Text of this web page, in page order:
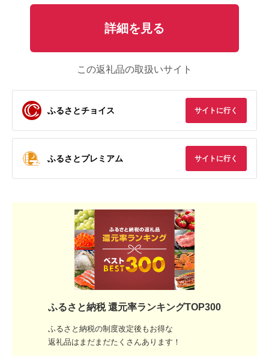
詳細を見る
この返礼品の取扱いサイト
ふるさとチョイス サイトに行く
ふるさとプレミアム サイトに行く
ふるさと納税 還元率ランキングTOP300
ふるさと納税の制度改定後もお得な
返礼品はまだまだたくさんあります！